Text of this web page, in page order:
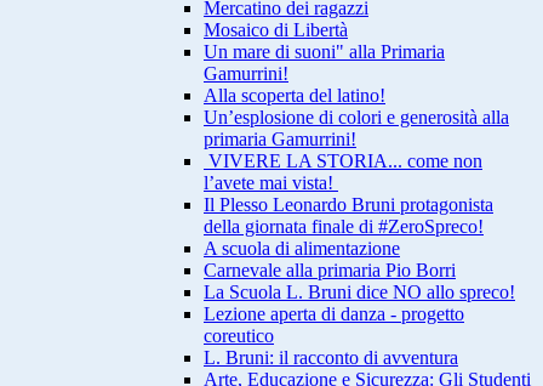
Mercatino dei ragazzi
Mosaico di Libertà
Un mare di suoni" alla Primaria
Gamurrini!
Alla scoperta del latino!
Un’esplosione di colori e generosità alla
primaria Gamurrini!
VIVERE LA STORIA... come non
l’avete mai vista!
Il Plesso Leonardo Bruni protagonista
della giornata finale di #ZeroSpreco!
A scuola di alimentazione
Carnevale alla primaria Pio Borri
La Scuola L. Bruni dice NO allo spreco!
Lezione aperta di danza - progetto
coreutico
L. Bruni: il racconto di avventura
Arte, Educazione e Sicurezza: Gli Studenti